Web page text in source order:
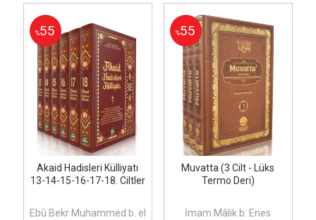
Hüseyn
%55
Akaid Hadisleri Külliyatı
13-14-15-16-17-18. Ciltler
Ebû Bekr Muhammed b. el-Hüseyn
%55
Muvatta (3 Cilt - Lüks
Termo Deri)
İmam Mâlik b. Enes